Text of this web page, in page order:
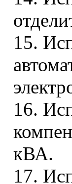
15.
16.
кВА.
17.